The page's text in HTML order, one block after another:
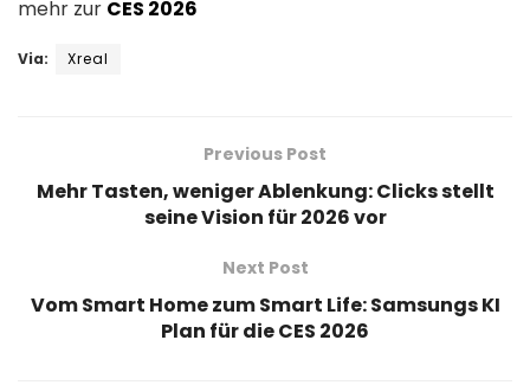
mehr zur CES 2026
Via: Xreal
Previous Post
Mehr Tasten, weniger Ablenkung: Clicks stellt
seine Vision für 2026 vor
Next Post
Vom Smart Home zum Smart Life: Samsungs KI
Plan für die CES 2026